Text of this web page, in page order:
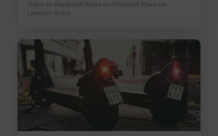
Share on Facebook Share on Pinterest Share on
LinkedIn Share